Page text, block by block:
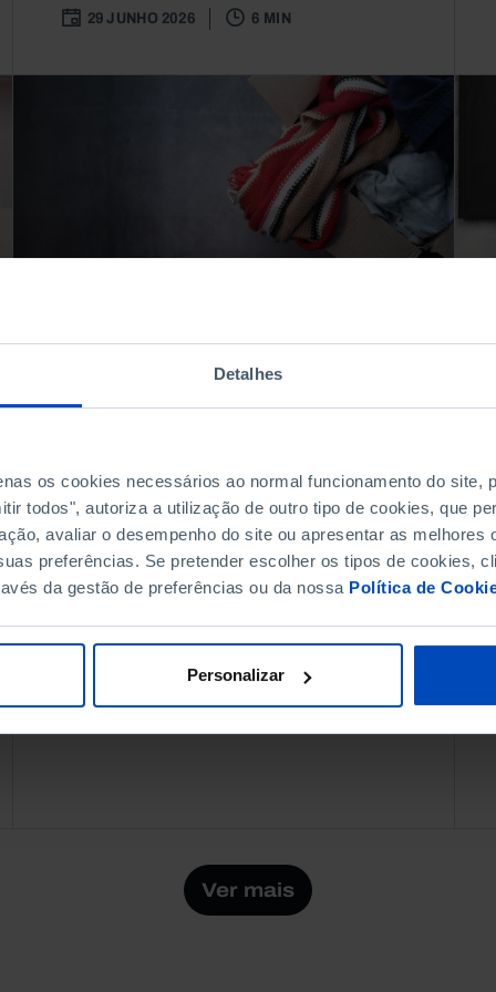
Detalhes
os cookies necessários ao normal funcionamento do site,
todos", autoriza a utilização de outro tipo de cookies, que
avaliar o desempenho do site ou apresentar as melhores
preferências. Se pretender escolher os tipos de cookies,
da gestão de preferências ou da nossa Política de
Personalizar
29 JUNHO 2026 6 MIN
POPULAÇÃO
ARTIGO
visto à lupa
Como se explica que o Luxemburgo,
um pequeno país com um dos maiores
PIB per capita do mundo, esteja mais
a...
10 DEZEMBRO 2023 7 MIN
Ver mais